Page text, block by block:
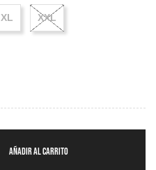
XL XXL
AÑADIR AL CARRITO